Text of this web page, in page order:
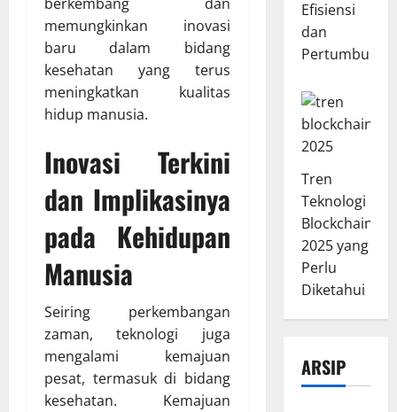
memungkinkan inovasi
baru dalam bidang
kesehatan yang terus
meningkatkan kualitas
hidup manusia.
Inovasi Terkini
dan Implikasinya
pada Kehidupan
Manusia
Seiring perkembangan
zaman, teknologi juga
mengalami kemajuan
pesat, termasuk di bidang
kesehatan. Kemajuan
Efisiensi
dan
Pertumbuhan
Tren
Teknologi
Blockchain
2025 yang
Perlu
Diketahui
ARSIP